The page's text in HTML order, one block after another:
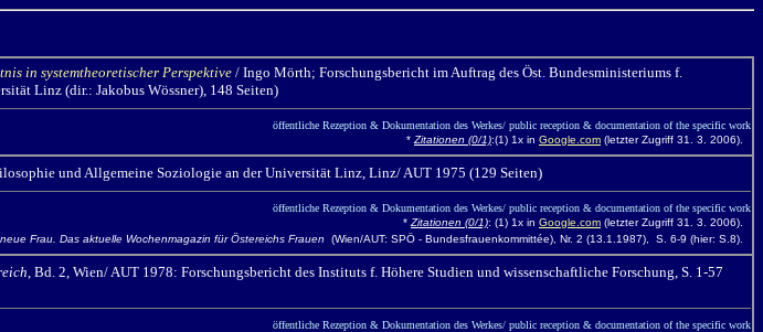
in systemtheoretischer Perspektive / Ingo Mörth; Forschungsbericht im Auftrag des Öst. Bundesministeriums f.
Linz (dir.: Jakobus Wössner), 148 Seiten)
öffentliche Rezeption & Dokumentation des Werkes/ public reception & documentation of the specific work
* Zitationen (0/1):(1) 1x in Google.com (letzter Zugriff 31. 3. 2006).
und Allgemeine Soziologie an der Universität Linz, Linz/ AUT 1975 (129 Seiten)
öffentliche Rezeption & Dokumentation des Werkes/ public reception & documentation of the specific work
* Zitationen (0/1): (1) 1x in Google.com (letzter Zugriff 31. 3. 2006).
Frau. Das aktuelle Wochenmagazin für Östereichs Frauen (Wien/AUT: SPÖ - Bundesfrauenkommittée), Nr. 2 (13.1.1987), S. 6-9 (hier: S.8).
, Bd. 2, Wien/ AUT 1978: Forschungsbericht des Instituts f. Höhere Studien und wissenschaftliche Forschung, S. 1-57
öffentliche Rezeption & Dokumentation des Werkes/ public reception & documentation of the specific work